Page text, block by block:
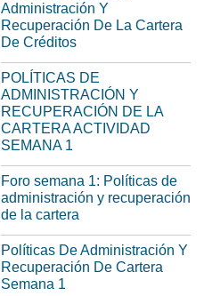
Administración Y
Recuperación De La Cartera
De Créditos
POLÍTICAS DE
ADMINISTRACIÓN Y
RECUPERACIÓN DE LA
CARTERA ACTIVIDAD
SEMANA 1
Foro semana 1: Políticas de
administración y recuperación
de la cartera
Políticas De Administración Y
Recuperación De Cartera
Semana 1